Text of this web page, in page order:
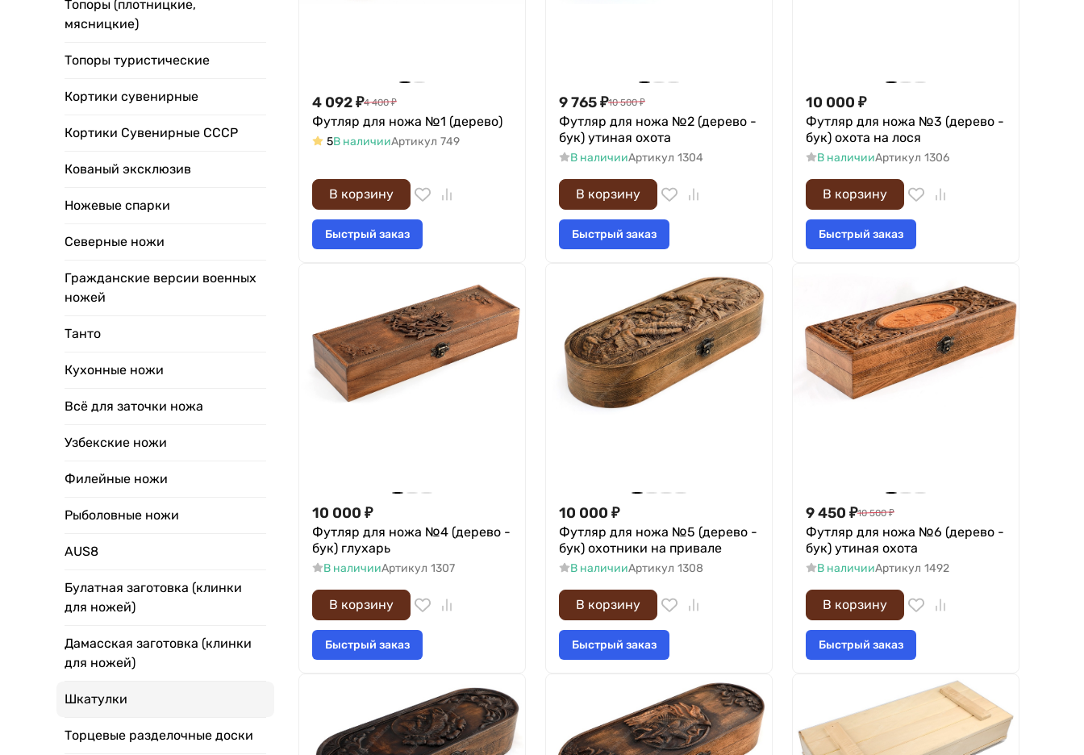
Топоры (плотницкие,
мясницкие)
Топоры туристические
Кортики сувенирные
Кортики Сувенирные СССР
Кованый эксклюзив
Ножевые спарки
Северные ножи
Гражданские версии военных
ножей
Танто
Кухонные ножи
Всё для заточки ножа
Узбекские ножи
Филейные ножи
Рыболовные ножи
AUS8
Булатная заготовка (клинки
для ножей)
Дамасская заготовка (клинки
для ножей)
Шкатулки
Торцевые разделочные доски
4 092₽4 400 ₽
Футляр для ножа №1 (дерево)
5В наличииАртикул 749
В корзину
Быстрый заказ
9 765₽10 500 ₽
Футляр для ножа №2 (дерево -
бук) утиная охота
В наличииАртикул 1304
В корзину
Быстрый заказ
10 000 ₽
Футляр для ножа №3 (дерево -
бук) охота на лося
В наличииАртикул 1306
В корзину
Быстрый заказ
10 000 ₽
Футляр для ножа №4 (дерево -
бук) глухарь
В наличииАртикул 1307
В корзину
Быстрый заказ
10 000 ₽
Футляр для ножа №5 (дерево -
бук) охотники на привале
В наличииАртикул 1308
В корзину
Быстрый заказ
9 450 ₽10 500 ₽
Футляр для ножа №6 (дерево -
бук) утиная охота
В наличииАртикул 1492
В корзину
Быстрый заказ